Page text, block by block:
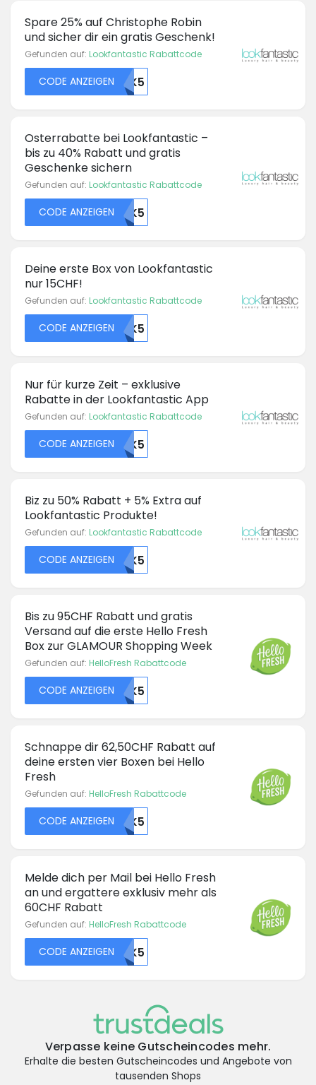
Spare 25% auf Christophe Robin
und sicher dir ein gratis Geschenk!
Gefunden auf: Lookfantastic Rabattcode
CODE ANZEIGEN
45948OTK5
Osterrabatte bei Lookfantastic –
bis zu 40% Rabatt und gratis
Geschenke sichern
Gefunden auf: Lookfantastic Rabattcode
CODE ANZEIGEN
45984OTK5
Deine erste Box von Lookfantastic
nur 15CHF!
Gefunden auf: Lookfantastic Rabattcode
CODE ANZEIGEN
45992OTK5
Nur für kurze Zeit – exklusive
Rabatte in der Lookfantastic App
Gefunden auf: Lookfantastic Rabattcode
CODE ANZEIGEN
45997OTK5
Biz zu 50% Rabatt + 5% Extra auf
Lookfantastic Produkte!
Gefunden auf: Lookfantastic Rabattcode
CODE ANZEIGEN
45889OTK5
Bis zu 95CHF Rabatt und gratis
Versand auf die erste Hello Fresh
Box zur GLAMOUR Shopping Week
Gefunden auf: HelloFresh Rabattcode
CODE ANZEIGEN
45630OTK5
Schnappe dir 62,50CHF Rabatt auf
deine ersten vier Boxen bei Hello
Fresh
Gefunden auf: HelloFresh Rabattcode
CODE ANZEIGEN
45635OTK5
Melde dich per Mail bei Hello Fresh
an und ergattere exklusiv mehr als
60CHF Rabatt
Gefunden auf: HelloFresh Rabattcode
CODE ANZEIGEN
45636OTK5
Verpasse keine Gutscheincodes mehr.
Erhalte die besten Gutscheincodes und Angebote von
tausenden Shops